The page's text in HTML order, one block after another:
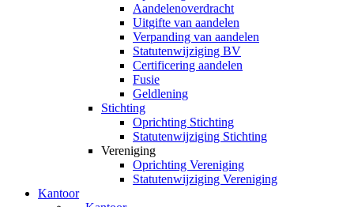
Aandelenoverdracht
Uitgifte van aandelen
Verpanding van aandelen
Statutenwijziging BV
Certificering aandelen
Fusie
Geldlening
Stichting
Oprichting Stichting
Statutenwijziging Stichting
Vereniging
Oprichting Vereniging
Statutenwijziging Vereniging
Kantoor